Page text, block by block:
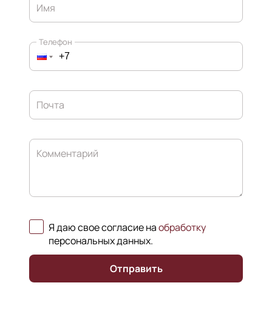
Имя
Телефон
Почта
Комментарий
Я даю свое согласие наобработку
персональных данных.
Отправить